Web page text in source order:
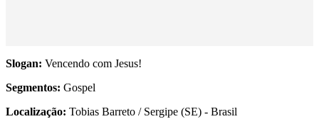
Slogan: Vencendo com Jesus!
Segmentos: Gospel
Localização: Tobias Barreto / Sergipe (SE) - Brasil